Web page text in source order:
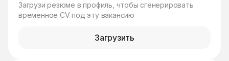
Загрузи резюме в профиль, чтобы сгенерировать
временное CV под эту вакансию
Загрузить